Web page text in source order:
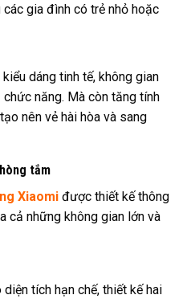
gia đình có trẻ nhỏ hoặc
dáng tinh tế, không gian
năng. Mà còn tăng tính
nên vẻ hài hòa và sang
tắm
Xiaomi được thiết kế thông
cả những không gian lớn và
tích hạn chế, thiết kế hai